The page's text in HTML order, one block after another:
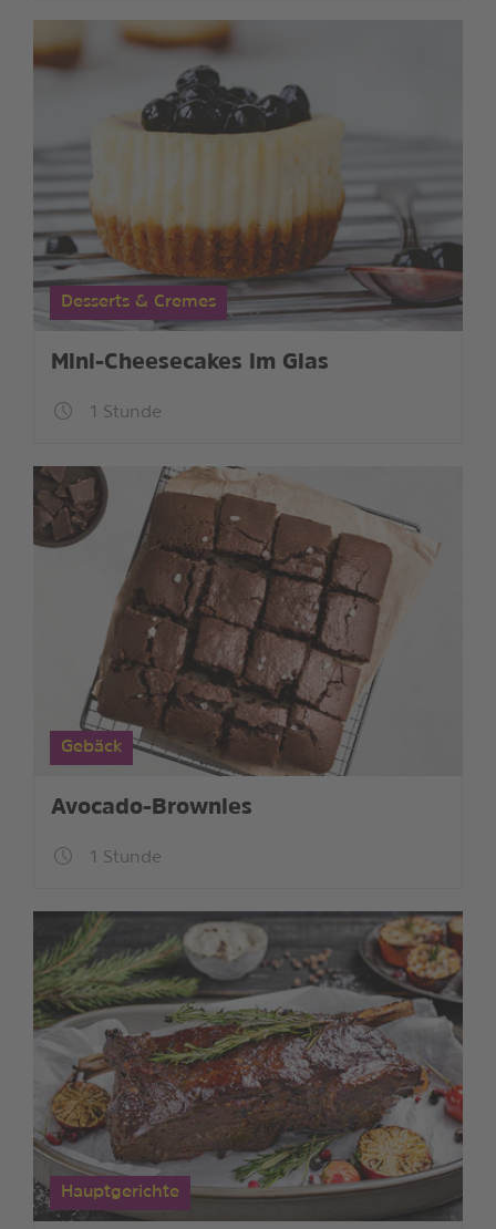
Desserts & Cremes
Mini-Cheesecakes im Glas
1 Stunde
Gebäck
Avocado-Brownies
1 Stunde
Hauptgerichte